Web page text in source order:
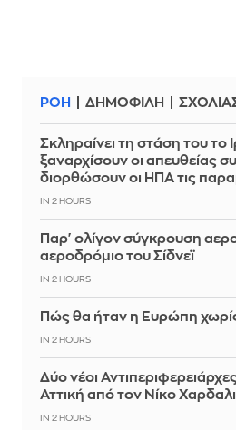
ΡΟΗ ΔΗΜΟΦΙΛΗ
Σκληραίνει τη στάση του το
ξαναρχίσουν οι απευθείας
διορθώσουν οι ΗΠΑ τις
IN 2 HOURS
Παρ' ολίγον σύγκρουση
αεροδρόμιο του Σίδνεϊ
IN 2 HOURS
Πώς θα ήταν η Ευρώπη
IN 2 HOURS
Δύο νέοι
Αττική από τον Νίκο
IN 2 HOURS